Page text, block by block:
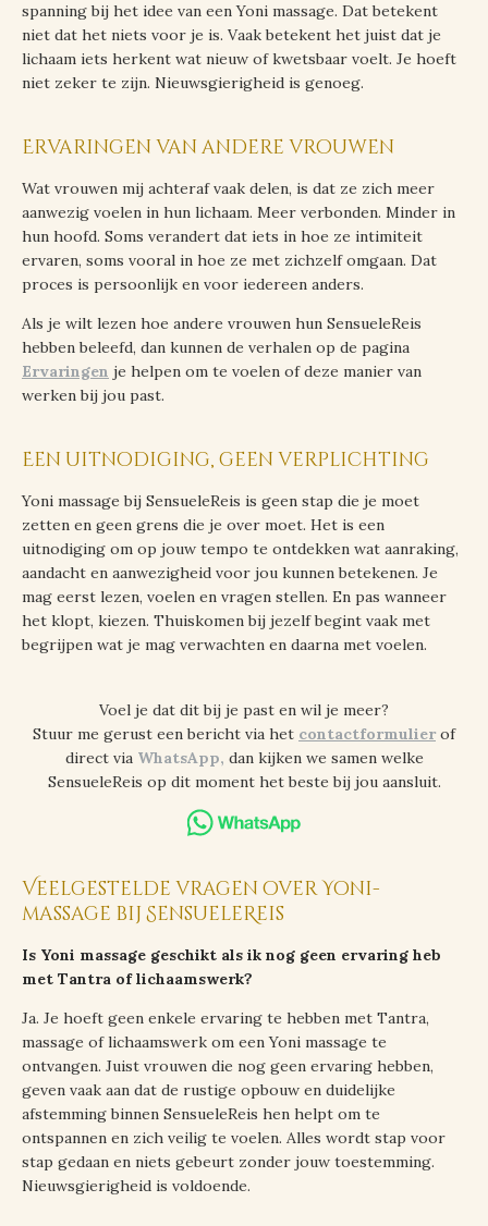
spanning bij het idee van een Yoni massage. Dat betekent
niet dat het niets voor je is. Vaak betekent het juist dat je
lichaam iets herkent wat nieuw of kwetsbaar voelt. Je hoeft
niet zeker te zijn. Nieuwsgierigheid is genoeg.
Ervaringen van andere vrouwen
Wat vrouwen mij achteraf vaak delen, is dat ze zich meer
aanwezig voelen in hun lichaam. Meer verbonden. Minder in
hun hoofd. Soms verandert dat iets in hoe ze intimiteit
ervaren, soms vooral in hoe ze met zichzelf omgaan. Dat
proces is persoonlijk en voor iedereen anders.
Als je wilt lezen hoe andere vrouwen hun SensueleReis
hebben beleefd, dan kunnen de verhalen op de pagina
Ervaringen je helpen om te voelen of deze manier van
werken bij jou past.
Een uitnodiging, geen verplichting
Yoni massage bij SensueleReis is geen stap die je moet
zetten en geen grens die je over moet. Het is een
uitnodiging om op jouw tempo te ontdekken wat aanraking,
aandacht en aanwezigheid voor jou kunnen betekenen. Je
mag eerst lezen, voelen en vragen stellen. En pas wanneer
het klopt, kiezen. Thuiskomen bij jezelf begint vaak met
begrijpen wat je mag verwachten en daarna met voelen.
Voel je dat dit bij je past en wil je meer?
Stuur me gerust een bericht via het contactformulier of
direct via WhatsApp, dan kijken we samen welke
SensueleReis op dit moment het beste bij jou aansluit.
Veelgestelde vragen over Yoni-
massage bij SensueleReis
Is Yoni massage geschikt als ik nog geen ervaring heb
met Tantra of lichaamswerk?
Ja. Je hoeft geen enkele ervaring te hebben met Tantra,
massage of lichaamswerk om een Yoni massage te
ontvangen. Juist vrouwen die nog geen ervaring hebben,
geven vaak aan dat de rustige opbouw en duidelijke
afstemming binnen SensueleReis hen helpt om te
ontspannen en zich veilig te voelen. Alles wordt stap voor
stap gedaan en niets gebeurt zonder jouw toestemming.
Nieuwsgierigheid is voldoende.